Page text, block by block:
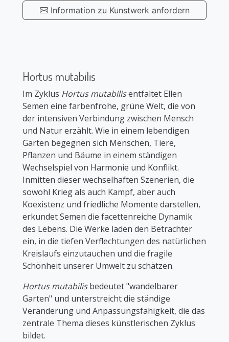
Information zu Kunstwerk anfordern
Hortus mutabilis
Im Zyklus Hortus mutabilisentfaltet Ellen
Semen eine farbenfrohe, grüne Welt, die von
der intensiven Verbindung zwischen Mensch
und Natur erzählt. Wie in einem lebendigen
Garten begegnen sich Menschen, Tiere,
Pflanzen und Bäume in einem ständigen
Wechselspiel von Harmonie und Konflikt.
Inmitten dieser wechselhaften Szenerien, die
sowohl Krieg als auch Kampf, aber auch
Koexistenz und friedliche Momente darstellen,
erkundet Semen die facettenreiche Dynamik
des Lebens. Die Werke laden den Betrachter
ein, in die tiefen Verflechtungen des natürlichen
Kreislaufs einzutauchen und die fragile
Schönheit unserer Umwelt zu schätzen.
Hortus mutabilisbedeutet "wandelbarer
Garten" und unterstreicht die ständige
Veränderung und Anpassungsfähigkeit, die das
zentrale Thema dieses künstlerischen Zyklus
bildet.